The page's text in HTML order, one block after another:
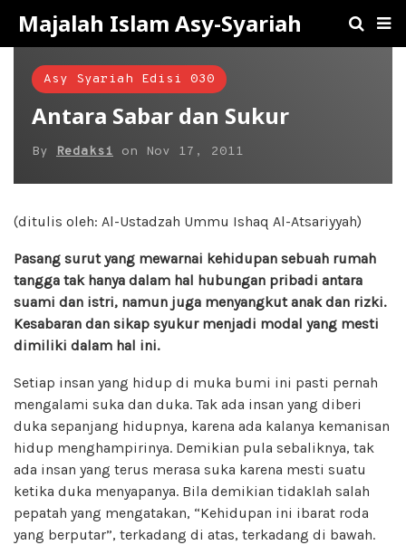
Majalah Islam Asy-Syariah
Asy Syariah Edisi 030
Antara Sabar dan Sukur
By Redaksi on Nov 17, 2011
(ditulis oleh: Al-Ustadzah Ummu Ishaq Al-Atsariyyah)
Pasang surut yang mewarnai kehidupan sebuah rumah
tangga tak hanya dalam hal hubungan pribadi antara
suami dan istri, namun juga menyangkut anak dan rizki.
Kesabaran dan sikap syukur menjadi modal yang mesti
dimiliki dalam hal ini.
Setiap insan yang hidup di muka bumi ini pasti pernah
mengalami suka dan duka. Tak ada insan yang diberi
duka sepanjang hidupnya, karena ada kalanya kemanisan
hidup menghampirinya. Demikian pula sebaliknya, tak
ada insan yang terus merasa suka karena mesti suatu
ketika duka menyapanya. Bila demikian tidaklah salah
pepatah yang mengatakan, “Kehidupan ini ibarat roda
yang berputar”, terkadang di atas, terkadang di bawah.